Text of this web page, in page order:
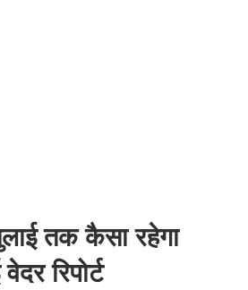
तक कैसा रहेगा
रिपोर्ट